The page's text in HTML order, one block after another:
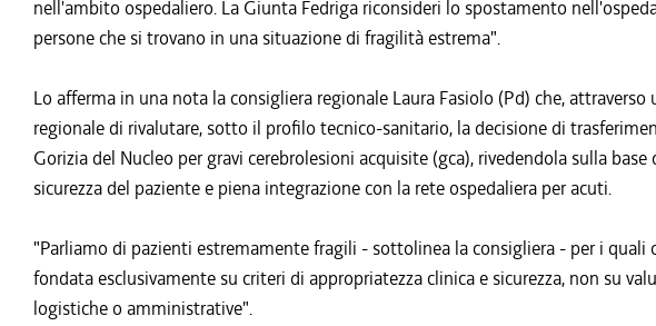
nell'ambito ospedaliero. La Giunta Fedriga riconsideri lo spostamento
persone che si trovano in una situazione di fragilità estrema".
Lo afferma in una nota la consigliera regionale Laura Fasiolo (Pd) che,
regionale di rivalutare, sotto il profilo tecnico-sanitario, la decisione di
Gorizia del Nucleo per gravi cerebrolesioni acquisite (gca), rivedendola sulla
sicurezza del paziente e piena integrazione con la rete ospedaliera per acuti.
"Parliamo di pazienti estremamente fragili - sottolinea la consigliera - per i quali
fondata esclusivamente su criteri di appropriatezza clinica e sicurezza, non su
logistiche o amministrative".